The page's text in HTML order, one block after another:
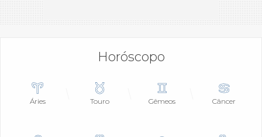
Horóscopo
Áries Touro Gêmeos Câncer